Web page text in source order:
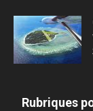
Rubriques